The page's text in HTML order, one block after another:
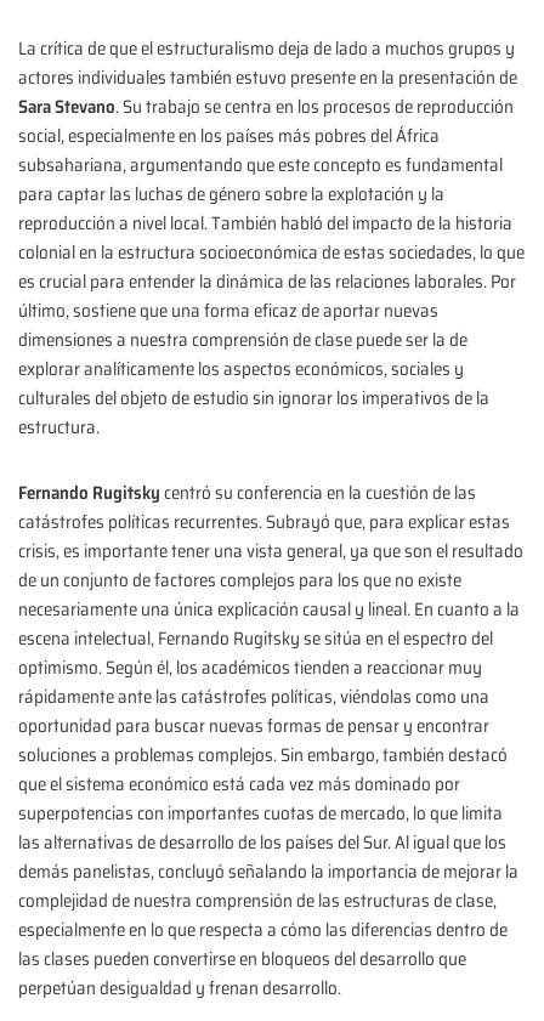
La crítica de que el estructuralismo deja de lado a muchos grupos y
actores individuales también estuvo presente en la presentación de
Sara Stevano. Su trabajo se centra en los procesos de reproducción
social, especialmente en los países más pobres del África
subsahariana, argumentando que este concepto es fundamental
para captar las luchas de género sobre la explotación y la
reproducción a nivel local. También habló del impacto de la historia
colonial en la estructura socioeconómica de estas sociedades, lo que
es crucial para entender la dinámica de las relaciones laborales. Por
último, sostiene que una forma eficaz de aportar nuevas
dimensiones a nuestra comprensión de clase puede ser la de
explorar analíticamente los aspectos económicos, sociales y
culturales del objeto de estudio sin ignorar los imperativos de la
estructura.
Fernando Rugitskycentró su conferencia en la cuestión de las
catástrofes políticas recurrentes. Subrayó que, para explicar estas
crisis, es importante tener una vista general, ya que son el resultado
de un conjunto de factores complejos para los que no existe
necesariamente una única explicación causal y lineal. En cuanto a la
escena intelectual, Fernando Rugitsky se sitúa en el espectro del
optimismo. Según él, los académicos tienden a reaccionar muy
rápidamente ante las catástrofes políticas, viéndolas como una
oportunidad para buscar nuevas formas de pensar y encontrar
soluciones a problemas complejos. Sin embargo, también destacó
que el sistema económico está cada vez más dominado por
superpotencias con importantes cuotas de mercado, lo que limita
las alternativas de desarrollo de los países del Sur. Al igual que los
demás panelistas, concluyó señalando la importancia de mejorar la
complejidad de nuestra comprensión de las estructuras de clase,
especialmente en lo que respecta a cómo las diferencias dentro de
las clases pueden convertirse en bloqueos del desarrollo que
perpetúan desigualdad y frenan desarrollo.